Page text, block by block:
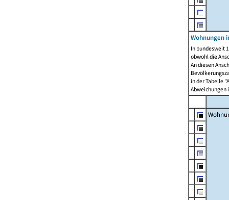
Wohnungen
In bundesweit
obwohl die
An diesen
in der Tabelle
Abweichungen